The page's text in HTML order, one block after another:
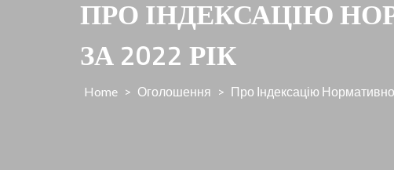
ПРО ІНДЕКСАЦІЮ
ЗА 2022 РІК
Home > Оголошення > Про Індексацію